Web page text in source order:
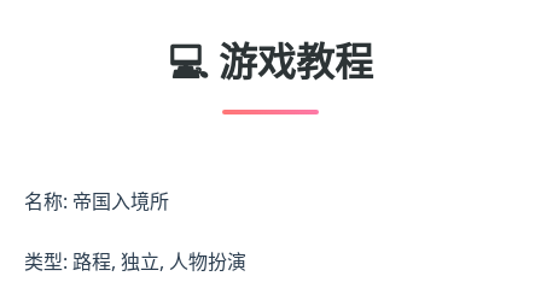
💻 游戏教程
名称: 帝国入境所
类型: 路程, 独立, 人物扮演